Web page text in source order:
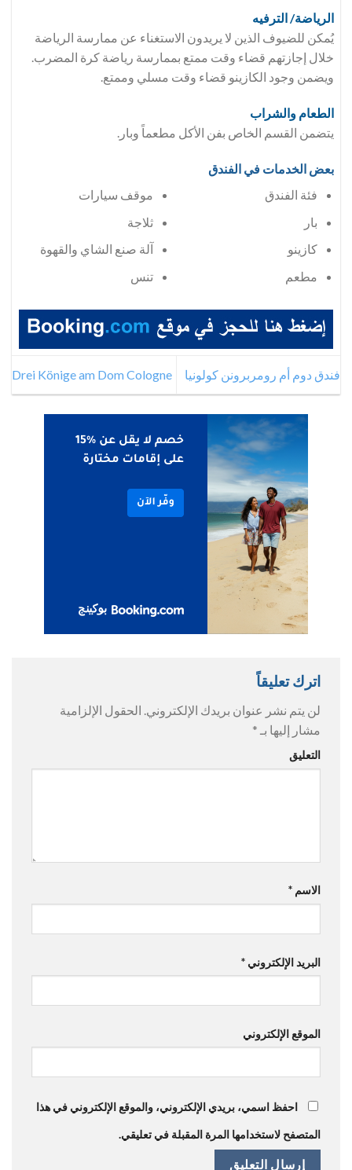
الرياضة/ الترفيه
يُمكن للضيوف الذين لا يريدون الاستغناء عن ممارسة الرياضة
خلال إجازتهم قضاء وقت ممتع بممارسة رياضة كرة المضرب.
ويضمن وجود الكازينو قضاء وقت مسلي وممتع.
الطعام والشراب
يتضمن القسم الخاص بفن الأكل مطعماً وبار.
بعض الخدمات في الفندق
فئة الفندق
بار
كازينو
مطعم
موقف سيارات
ثلاجة
آلة صنع الشاي والقهوة
تنس
فندق دوم أم رومربرونن كولونيا Drei Könige am Dom Cologne
اترك تعليقاً
لن يتم نشر عنوان بريدك الإلكتروني. الحقول الإلزامية
مشار إليها بـ *
التعليق
الاسم *
البريد الإلكتروني *
الموقع الإلكتروني
احفظ اسمي، بريدي الإلكتروني، والموقع الإلكتروني في هذا
المتصفح لاستخدامها المرة المقبلة في تعليقي.